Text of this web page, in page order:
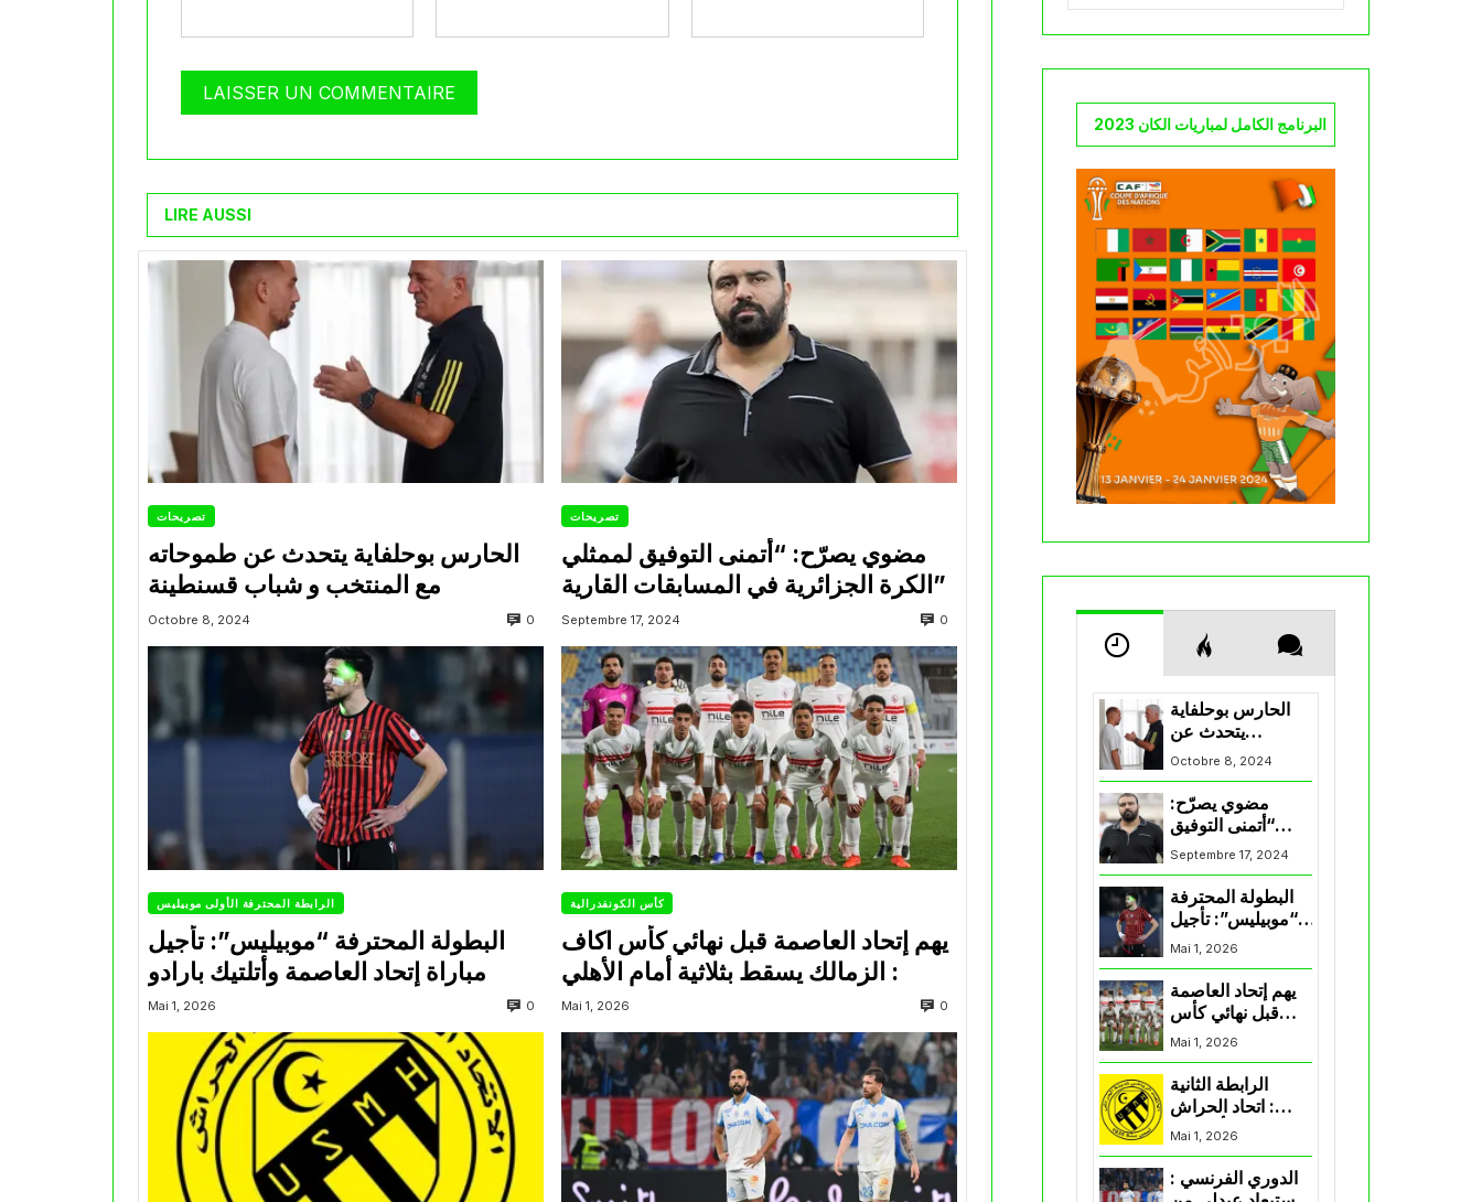
LIRE AUSSI
تصريحات
الحارس بوحلفاية يتحدث عن طموحاته
مع المنتخب و شباب قسنطينة
Octobre 8, 2024 0
تصريحات
مضوي يصرّح: “أتمنى التوفيق لممثلي
الكرة الجزائرية في المسابقات القارية”
Septembre 17, 2024 0
الرابطة المحترفة الأولى موبيليس
البطولة المحترفة “موبيليس”: تأجيل
مباراة إتحاد العاصمة وأتلتيك بارادو
Mai 1, 2026 0
كأس الكونفدرالية
يهم إتحاد العاصمة قبل نهائي كأس اكاف
Mai 1, 2026 0
البرنامج الكامل لمباريات الكان 2023
الحارس بوحلفاية
يتحدث عن
طموحاته مع
المنتخب و شباب
قسنطينة
Octobre 8, 2024
مضوي يصرّح:
“أتمنى التوفيق
لممثلي الكرة
الجزائرية في
Septembre 17, 2024
البطولة المحترفة
“موبيليس”: تأجيل
مباراة إتحاد
العاصمة وأتلتيك
بارادو
Mai 1, 2026
يهم إتحاد العاصمة
قبل نهائي كأس
اكاف : الزمالك
يسقط بثلاثية أمام
Mai 1, 2026
الرابطة الثانية
: اتحاد الحراش
يحسم التأهل إلى
“البلاي أوف”
Mai 1, 2026
الدوري الفرنسي :